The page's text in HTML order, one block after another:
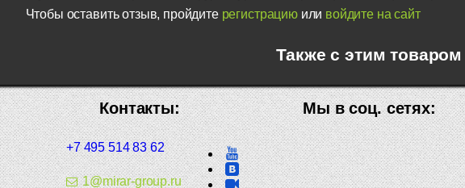
Чтобы оставить отзыв, пройдите регистрациюили войдите на сайт
Также с этим
Мы в соц. сетях:
Контакты:
+7 495 514 83 62
1@mirar-group.ru